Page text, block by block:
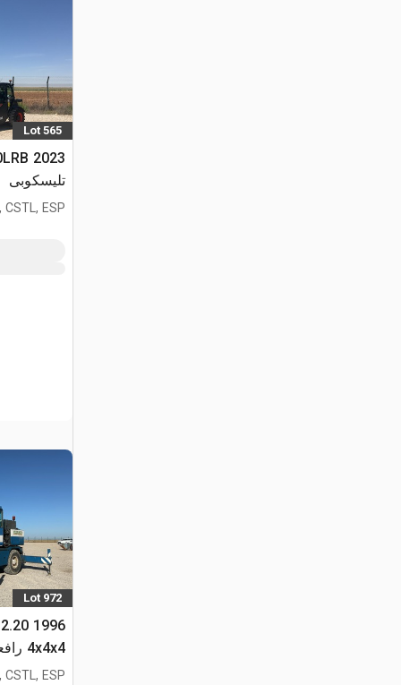
Lot 565
تليسكوبى
CSTL, ESP
Lot 972
4x4x4 رافعة لجميع التضاريس
CSTL, ESP